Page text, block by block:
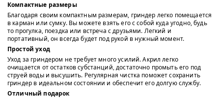
Компактные размеры
Благодаря своим компактным размерам, гриндер легко помещается
в карман или сумку. Вы можете взять его с собой куда угодно, будь
то прогулка, поездка или встреча с друзьями. Легкий и
портативный, он всегда будет под рукой в нужный момент.
Простой уход
Уход за гриндером не требует много усилий. Акрил легко
очищается от остатков субстанций, достаточно промыть его под
струей воды и высушить. Регулярная чистка поможет сохранить
гриндер в идеальном состоянии и обеспечит его долгую службу.
Отличный подарок